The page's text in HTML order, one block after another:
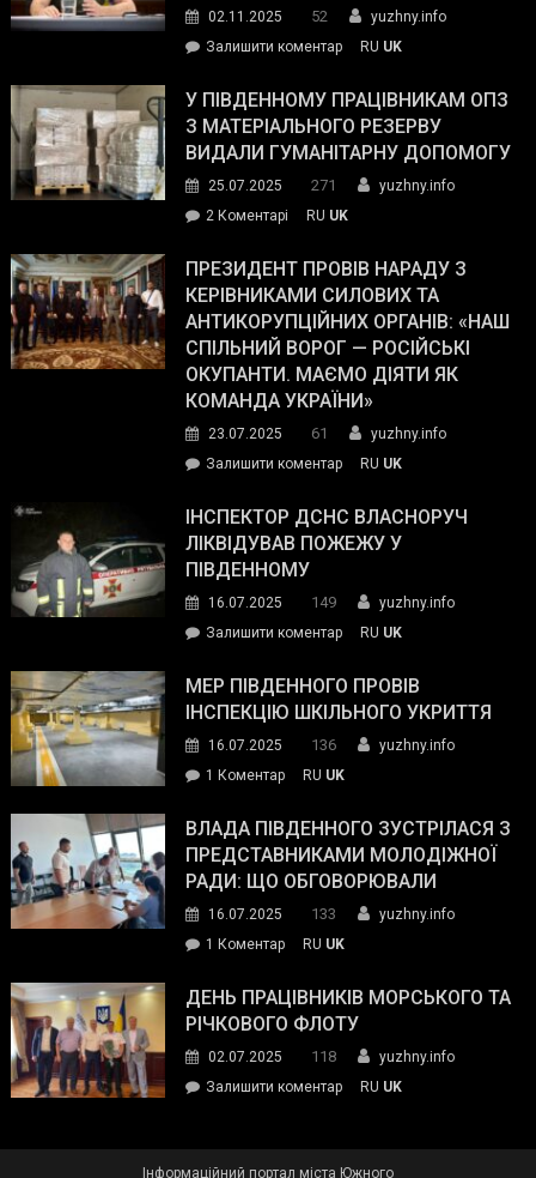
02.11.2025 52
yuzhny.info
Залишити коментарon
завойовує
симпатії
виборців
The
Street
Journal.
RU UK
У ПІВДЕННОМУ ПРАЦІВНИКАМ ОПЗ
З МАТЕРІАЛЬНОГО РЕЗЕРВУ
ВИДАЛИ ГУМАНІТАРНУ ДОПОМОГУ
25.07.2025 271
yuzhny.info
2 Коментарі
Південному
працівникам
ОПЗ
з
матеріального
резерву
гуманітарну
допомогу
RU UK
ПРЕЗИДЕНТ ПРОВІВ НАРАДУ З
КЕРІВНИКАМИ СИЛОВИХ ТА
АНТИКОРУПЦІЙНИХ ОРГАНІВ: «НАШ
СПІЛЬНИЙ ВОРОГ — РОСІЙСЬКІ
ОКУПАНТИ. МАЄМО ДІЯТИ ЯК
КОМАНДА УКРАЇНИ»
23.07.2025 61
yuzhny.info
Залишити коментарon
провів
нараду
силових
та
органів:
«Наш
спільний
окупанти.
Маємо
діяти
команда
RU UK
ІНСПЕКТОР ДСНС ВЛАСНОРУЧ
ЛІКВІДУВАВ ПОЖЕЖУ У
ПІВДЕННОМУ
16.07.2025 149
yuzhny.info
Залишити коментарon
ДСНС
власноруч
пожежу
у
RU UK
МЕР ПІВДЕННОГО ПРОВІВ
ІНСПЕКЦІЮ ШКІЛЬНОГО УКРИТТЯ
16.07.2025 136
yuzhny.info
1 Коментардо
Південного
провів
інспекцію
укриття
RU UK
ВЛАДА ПІВДЕННОГО ЗУСТРІЛАСЯ З
ПРЕДСТАВНИКАМИ МОЛОДІЖНОЇ
РАДИ: ЩО ОБГОВОРЮВАЛИ
16.07.2025 133
yuzhny.info
1 Коментардо
Південного
зустрілася
представниками
молодіжної
обговорювали
RU UK
ДЕНЬ ПРАЦІВНИКІВ МОРСЬКОГО ТА
РІЧКОВОГО ФЛОТУ
02.07.2025 118
yuzhny.info
Залишити коментарon
RU UK
Інформаційний портал міста Южного